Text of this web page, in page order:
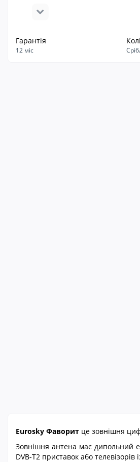
Гарантія
12 міс
Eurosky Фаворит це зовнішня
Зовнішня антена має дипольний
DVB-T2 приставок або